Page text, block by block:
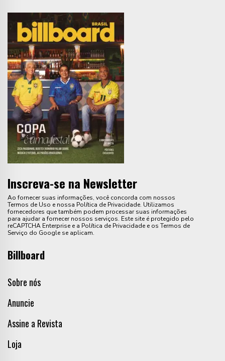
Inscreva-se na Newsletter
Ao fornecer suas informações, você concorda com nossos
Termos de Uso e nossa Política de Privacidade. Utilizamos
fornecedores que também podem processar suas informações
para ajudar a fornecer nossos serviços. Este site é protegido pelo
reCAPTCHA Enterprise e a Política de Privacidade e os Termos de
Serviço do Google se aplicam.
Billboard
Sobre nós
Anuncie
Assine a Revista
Loja